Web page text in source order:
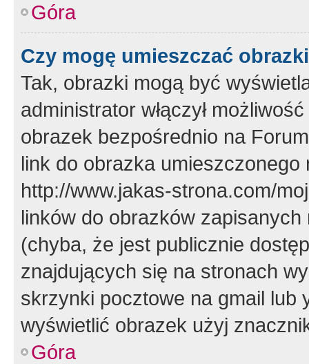
Góra
Czy mogę umieszczać
Tak, obrazki mogą być
administrator włączył
obrazek bezpośrednio na
link do obrazka
http://www.jakas-strona.com/
linków do obrazków
(chyba, że jest publicznie
znajdujących się na stronach
skrzynki pocztowe na gmail lub
wyświetlić obrazek użyj
Góra